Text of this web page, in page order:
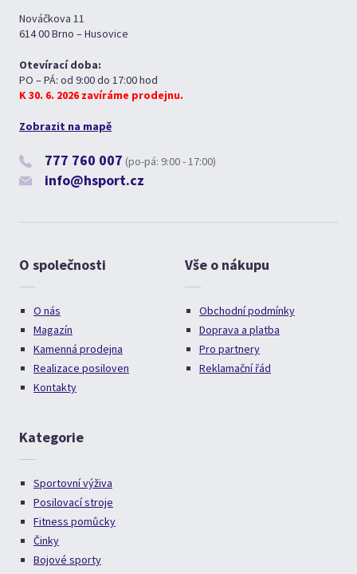
Nováčkova 11
614 00 Brno – Husovice
Otevírací doba:
PO – PÁ: od 9:00 do 17:00 hod
K 30. 6. 2026 zavíráme prodejnu.
Zobrazit na mapě
777 760 007 (po-pá: 9:00 - 17:00)
info@hsport.cz
O společnosti
O nás
Magazín
Kamenná prodejna
Realizace posiloven
Kontakty
Vše o nákupu
Obchodní podmínky
Doprava a platba
Pro partnery
Reklamační řád
Kategorie
Sportovní výživa
Posilovací stroje
Fitness pomůcky
Činky
Bojové sporty